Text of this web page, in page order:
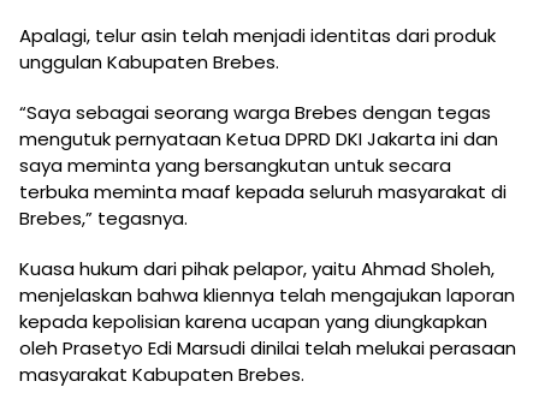
Apalagi, telur asin telah menjadi identitas dari produk
unggulan Kabupaten Brebes.
“Saya sebagai seorang warga Brebes dengan tegas
mengutuk pernyataan Ketua DPRD DKI Jakarta ini dan
saya meminta yang bersangkutan untuk secara
terbuka meminta maaf kepada seluruh masyarakat di
Brebes,” tegasnya.
Kuasa hukum dari pihak pelapor, yaitu Ahmad Sholeh,
menjelaskan bahwa kliennya telah mengajukan laporan
kepada kepolisian karena ucapan yang diungkapkan
oleh Prasetyo Edi Marsudi dinilai telah melukai perasaan
masyarakat Kabupaten Brebes.